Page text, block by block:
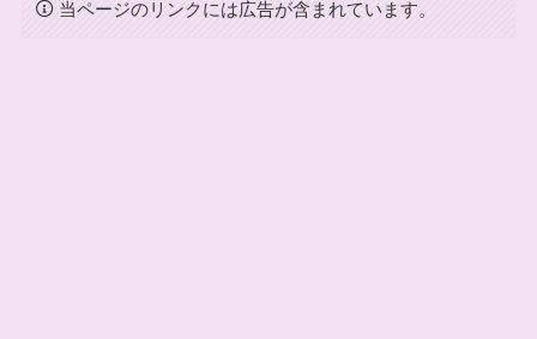
当ページのリンクには広告が含まれています。